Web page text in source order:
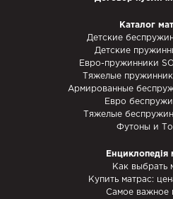
Также Вас могут заинтересовать:
Каталог
Детские
Детские
Евро-пружинники
Тяжелые
Армированные
Евро
Тяжелые
Футоны и
Енциклопедія
Как выбрать
Купить матрас:
Самое важное